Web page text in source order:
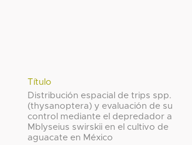
Título
Distribución espacial de trips spp.
(thysanoptera) y evaluación de su
control mediante el depredador a
Mblyseius swirskii en el cultivo de
aguacate en México